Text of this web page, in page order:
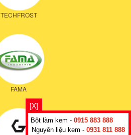
TECHFROST
FAMA
[X]
Bột làm kem - 0915 883 888
Nguyên liệu kem - 0931 811 888